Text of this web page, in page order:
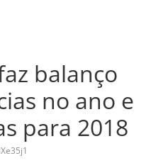
balanço
no ano e
para 2018